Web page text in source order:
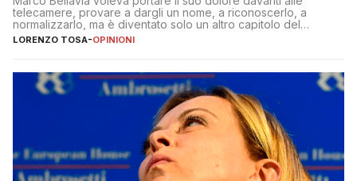
telecamere, provare a dargli un nome, a riconoscerlo, a
normalizzarlo, ma è diventato solo un altro capitolo del
copione
LORENZO TOSA-OPINIONI